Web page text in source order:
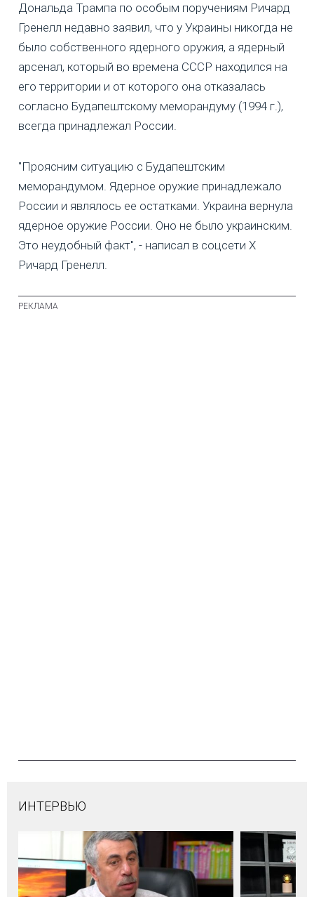
Дональда Трампа по особым поручениям Ричард
Гренелл недавно заявил, что у Украины никогда не
было собственного ядерного оружия, а ядерный
арсенал, который во времена СССР находился на
его территории и от которого она отказалась
согласно Будапештскому меморандуму (1994 г.),
всегда принадлежал России.
"Проясним ситуацию с Будапештским
меморандумом. Ядерное оружие принадлежало
России и являлось ее остатками. Украина вернула
ядерное оружие России. Оно не было украинским.
Это неудобный факт", - написал в соцсети X
Ричард Гренелл.
ИНТЕРВЬЮ